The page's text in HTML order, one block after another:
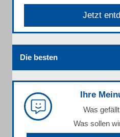
Jetzt
Die besten
Ihre
Was
Was sollen